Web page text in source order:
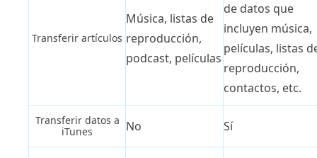
Transferir artículos
Música, listas de
reproducción,
podcast, películas
de datos que
incluyen música,
películas, listas
reproducción,
contactos, etc.
Transferir datos a
iTunes
No Sí